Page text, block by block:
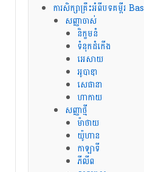
ការសិក្សាគ្រឹះអំពីបទគម្ពីរ
សញ្ញាចាស់
និក្ខមនំ
ទំនុកដំកើង
អេសាយ
អូបាឌា
សេផានា
ហាកាយ
សញ្ញាថ្មី
ម៉ាថាយ
យ៉ូហាន
កាឡាទី
ភីលីព